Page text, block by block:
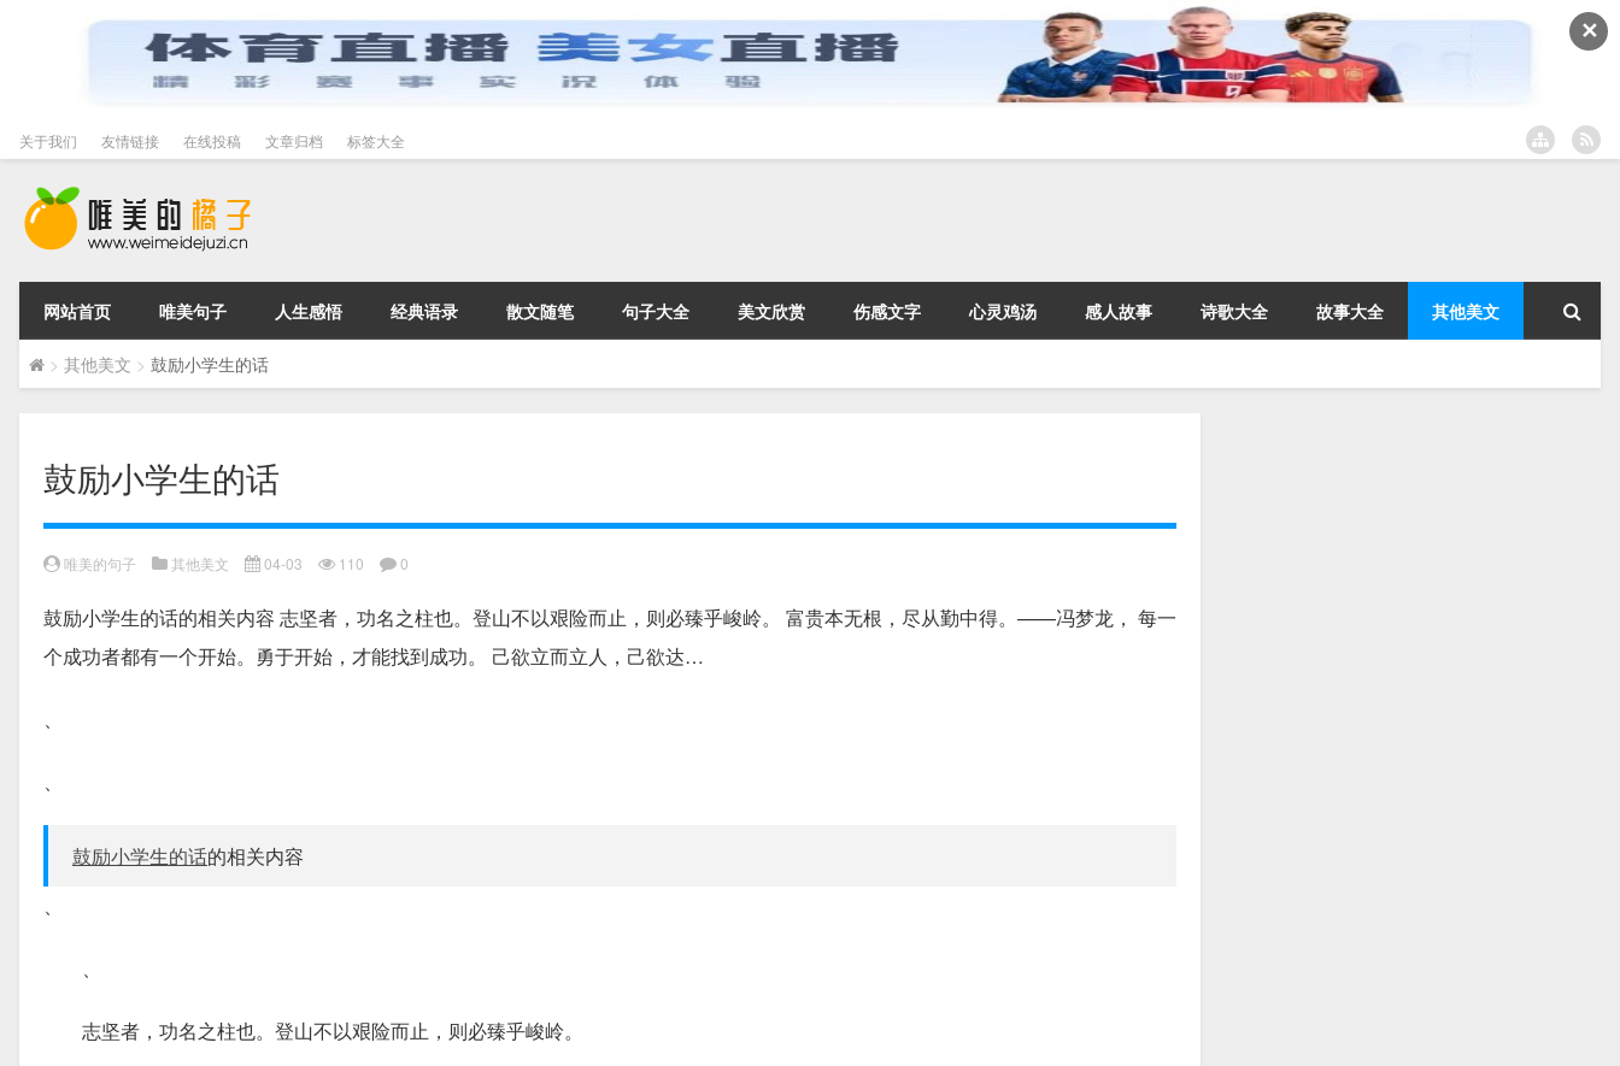
✕
关于我们 友情链接 在线投稿 文章归档 标签大全
网站首页 唯美句子 人生感悟 经典语录 散文随笔 句子大全 美文欣赏 伤感文字 心灵鸡汤 感人故事 诗歌大全 故事大全 其他美文
> 其他美文 > 鼓励小学生的话
鼓励小学生的话
唯美的句子 其他美文 04-03 110 0
鼓励小学生的话的相关内容 志坚者，功名之柱也。登山不以艰险而止，则必臻乎峻岭。 富贵本无根，尽从勤中得。——冯梦龙， 每一
个成功者都有一个开始。勇于开始，才能找到成功。 己欲立而立人，己欲达…
、
、
鼓励小学生的话的相关内容
、
、
志坚者，功名之柱也。登山不以艰险而止，则必臻乎峻岭。